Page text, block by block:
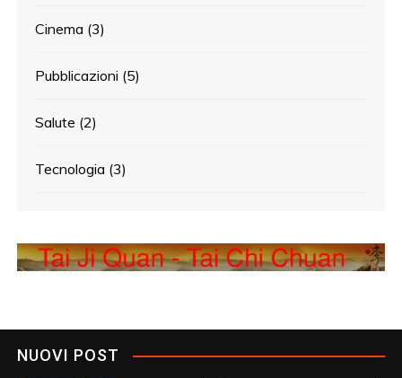
Cinema (3)
Pubblicazioni (5)
Salute (2)
Tecnologia (3)
NUOVI POST